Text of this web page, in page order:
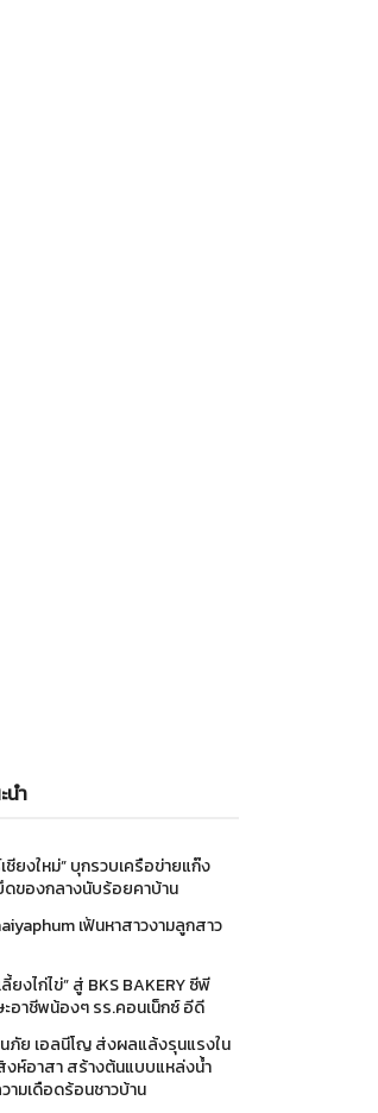
นำ
ชียงใหม่” บุกรวบเครือข่ายแก๊ง
ดของกลางนับร้อยคาบ้าน
เฟ้นหาสาวงามลูกสาว
ยงไก่ไข่” สู่ BKS BAKERY ซีพี
อาชีพน้องๆ รร.คอนเน็กซ์ อีดี
ภัย เอลนีโญ ส่งผลแล้งรุนแรงใน
งห์อาสา สร้างต้นแบบแหล่งน้ำ
ามเดือดร้อนชาวบ้าน